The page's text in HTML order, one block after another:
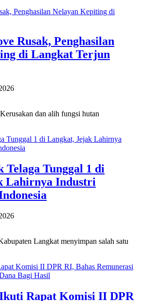
Rusak, Penghasilan
di Langkat Terjun
dan alih fungsi hutan
Telaga Tunggal 1 di
Lahirnya Industri
Langkat menyimpan salah satu
Rapat Komisi II DPR